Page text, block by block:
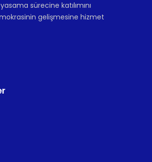
sürecine katılımını
gelişmesine hizmet